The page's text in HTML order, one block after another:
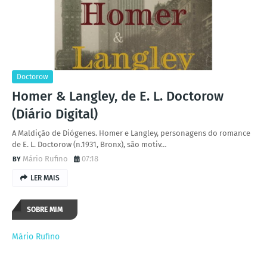
Doctorow
Homer & Langley, de E. L. Doctorow
(Diário Digital)
A Maldição de Diógenes. Homer e Langley, personagens do romance
de E. L. Doctorow (n.1931, Bronx), são motiv…
Mário Rufino
07:18
LER MAIS
SOBRE MIM
Mário Rufino